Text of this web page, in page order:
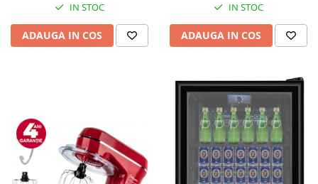
IN STOC
ADAUGA IN COS
IN STOC
ADAUGA IN COS